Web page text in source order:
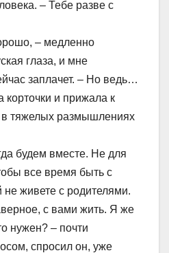
– Тебе разве с
– медленно
глаза, и мне
заплачет. – Но ведь…
корточки и прижала к
в тяжелых размышлениях
будем вместе. Не для
все время быть с
живете с родителями.
с вами жить. Я же
нужен? – почти
спросил он, уже